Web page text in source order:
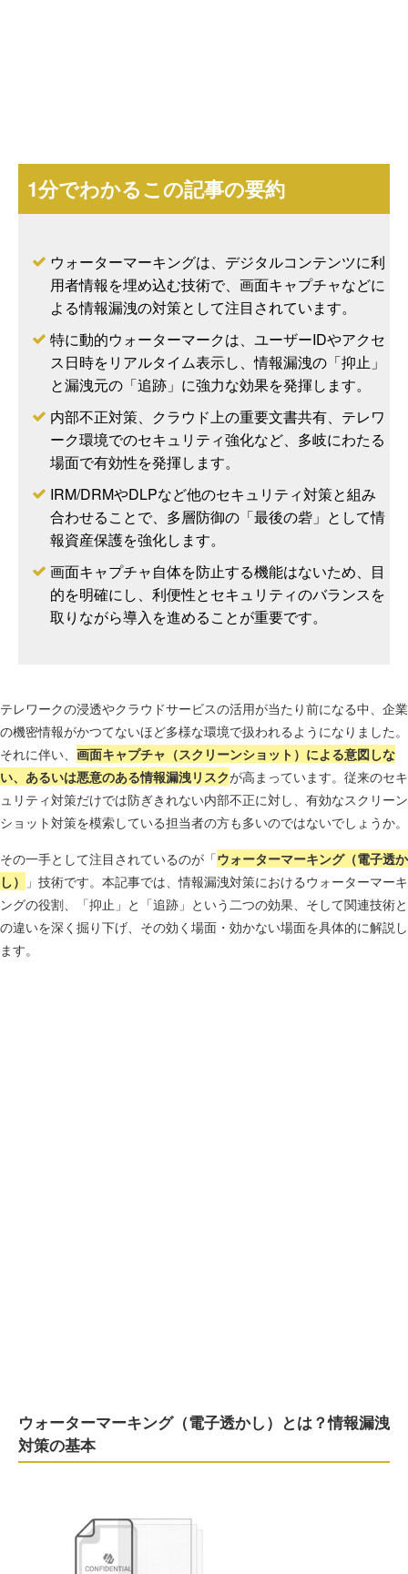
1分でわかるこの記事の要約
ウォーターマーキングは、デジタルコンテンツに利
用者情報を埋め込む技術で、画面キャプチャなどに
よる情報漏洩の対策として注目されています。
特に動的ウォーターマークは、ユーザーIDやアクセ
ス日時をリアルタイム表示し、情報漏洩の「抑止」
と漏洩元の「追跡」に強力な効果を発揮します。
内部不正対策、クラウド上の重要文書共有、テレワ
ーク環境でのセキュリティ強化など、多岐にわたる
場面で有効性を発揮します。
IRM/DRMやDLPなど他のセキュリティ対策と組み
合わせることで、多層防御の「最後の砦」として情
報資産保護を強化します。
画面キャプチャ自体を防止する機能はないため、目
的を明確にし、利便性とセキュリティのバランスを
取りながら導入を進めることが重要です。
テレワークの浸透やクラウドサービスの活用が当たり前になる中、企業
の機密情報がかつてないほど多様な環境で扱われるようになりました。
それに伴い、 画面キャプチャ（スクリーンショット）による意図しな
い、あるいは悪意のある情報漏洩リスクが高まっています。従来のセキ
ュリティ対策だけでは防ぎきれない内部不正に対し、有効なスクリーン
ショット対策を模索している担当者の方も多いのではないでしょうか。
その一手として注目されているのが「ウォーターマーキング（電子透か
し）
」技術です。本記事では、情報漏洩対策におけるウォーターマーキ
ングの役割、「抑止」と「追跡」という二つの効果、そして関連技術と
の違いを深く掘り下げ、その効く場面・効かない場面を具体的に解説し
ます。
ウォーターマーキング（電子透かし）とは？情報漏洩
対策の基本